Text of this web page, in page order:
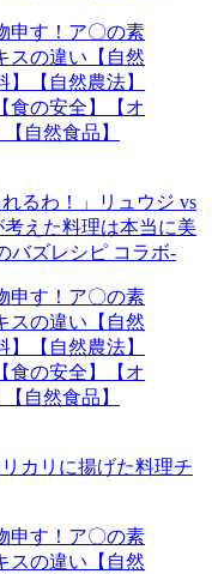
るわ！」リュウジ vs
考えた料理は本当に美
バズレシピ コラボ-
カリに揚げた料理チ